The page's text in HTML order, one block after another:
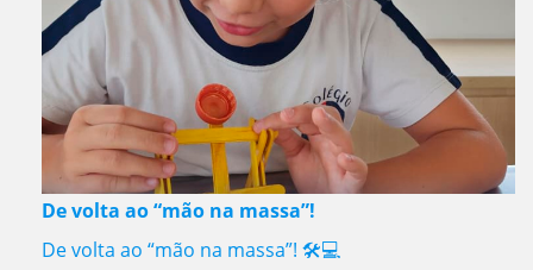
De volta ao “mão na massa”!
De volta ao “mão na massa”! 🛠️💻